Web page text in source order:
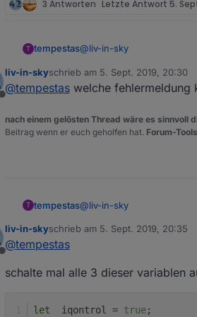
3 Antworten Letzte Antwort 5.
T tempestas@liv-in-sky
Danke dir. terminal neu
Bleibt die Frage, warum
ha, irgendwas ist
javascript.0	2019-
javascript.0	2019-
Offline
liv-in-skyschrieb am 5. Sept. 2019, 20:30
zuletzt editiert von
@tempestas welche fehlermeldung
nach einem gelösten Thread wäre es
Beitrag wenn er euch geholfen hat. Forum-
T tempestas@liv-in-sky
Danke dir. terminal neu
ha, irgendwas ist
javascript.0	2019-
Offline
liv-in-skyschrieb am 5. Sept. 2019, 20:35
zuletzt editiert von
@tempestas
schalte mal alle 3 dieser variablen
let
  iqontrol =
true;